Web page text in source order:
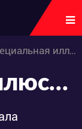
и дата премьеры аниме-сериала «Kanojo, Okarishimasu 3rd Season»
Специальная иллюстрация и дата премьеры аниме-сериала «Kanojo, Okarishimasu 3rd Season»